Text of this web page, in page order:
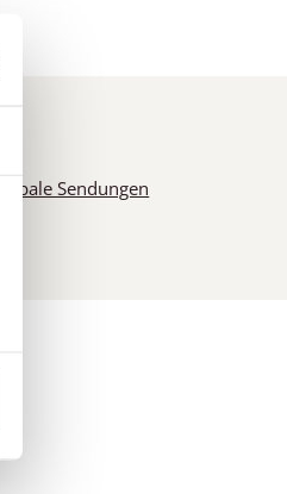
Globale Sendungen